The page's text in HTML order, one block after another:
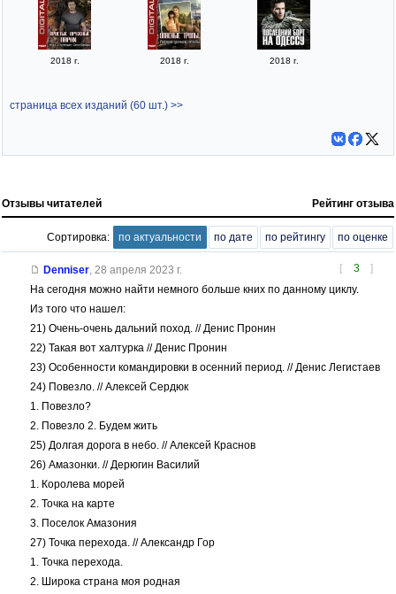
2018 г. 2018 г. 2018 г.
страница всех изданий (60 шт.) >>
Отзывы читателей Рейтинг отзыва
Сортировка: по актуальности по дате по рейтингу по оценке
[ 3 ]
Denniser, 28 апреля 2023 г.
На сегодня можно найти немного больше кних по данному циклу.
Из того что нашел:
21) Очень-очень дальний поход. // Денис Пронин
22) Такая вот халтурка // Денис Пронин
23) Особенности командировки в осенний период. // Денис Легистаев
24) Повезло. // Алексей Сердюк
1. Повезло?
2. Повезло 2. Будем жить
25) Долгая дорога в небо. // Алексей Краснов
26) Амазонки. // Дерюгин Василий
1. Королева морей
2. Точка на карте
3. Поселок Амазония
27) Точка перехода. // Александр Гор
1. Точка перехода.
2. Широка страна моя родная